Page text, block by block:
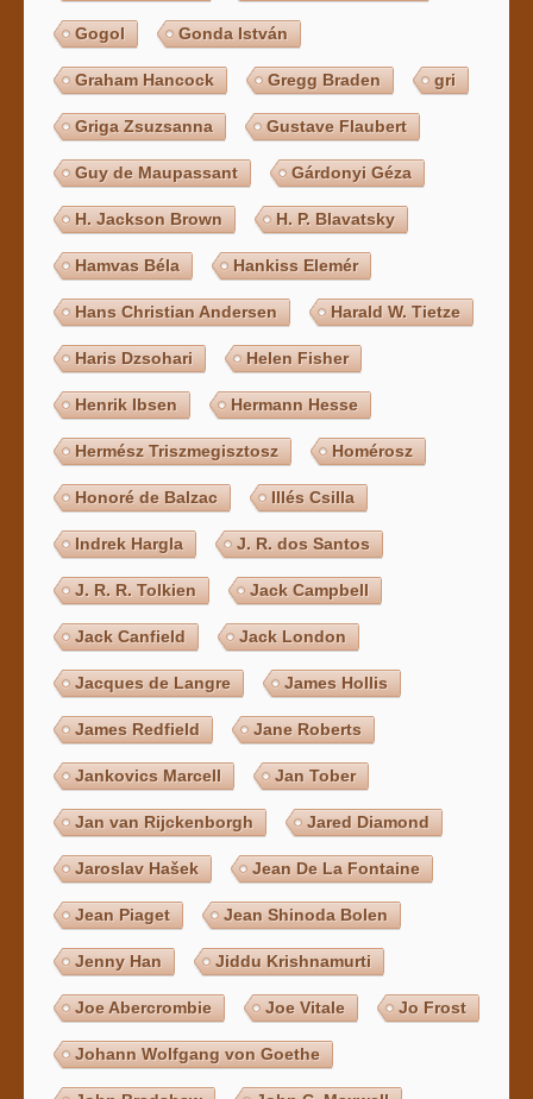
Gogol Gonda István
Graham Hancock Gregg Braden gri
Griga Zsuzsanna Gustave Flaubert
Guy de Maupassant Gárdonyi Géza
H. Jackson Brown H. P. Blavatsky
Hamvas Béla Hankiss Elemér
Hans Christian Andersen Harald W. Tietze
Haris Dzsohari Helen Fisher
Henrik Ibsen Hermann Hesse
Hermész Triszmegisztosz Homérosz
Honoré de Balzac Illés Csilla
Indrek Hargla J. R. dos Santos
J. R. R. Tolkien Jack Campbell
Jack Canfield Jack London
Jacques de Langre James Hollis
James Redfield Jane Roberts
Jankovics Marcell Jan Tober
Jan van Rijckenborgh Jared Diamond
Jaroslav Hašek Jean De La Fontaine
Jean Piaget Jean Shinoda Bolen
Jenny Han Jiddu Krishnamurti
Joe Abercrombie Joe Vitale Jo Frost
Johann Wolfgang von Goethe